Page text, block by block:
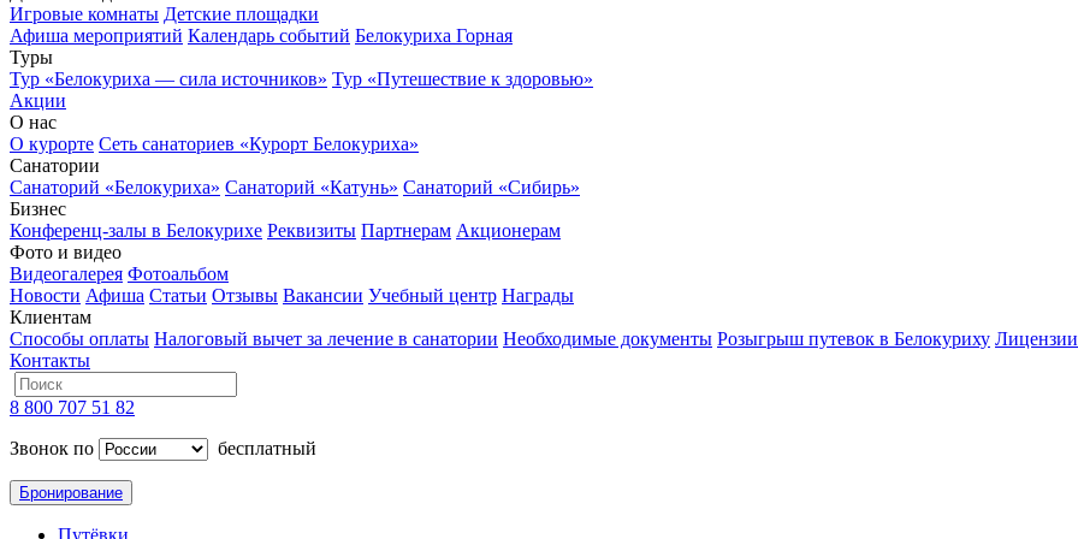
Игровые комнаты Детские площадки
Афиша мероприятий Календарь событий Белокуриха Горная
Туры
Тур «Белокуриха — сила источников» Тур «Путешествие к здоровью»
Акции
О нас
О курорте Сеть санаториев «Курорт Белокуриха»
Санатории
Санаторий «Белокуриха» Санаторий «Катунь» Санаторий «Сибирь»
Бизнес
Конференц-залы в Белокурихе Реквизиты Партнерам Акционерам
Фото и видео
Видеогалерея Фотоальбом
Новости Афиша Статьи Отзывы Вакансии Учебный центр Награды
Клиентам
Способы оплаты Налоговый вычет за лечение в санатории Необходимые документы Розыгрыш путевок в Белокуриху
Контакты
8 800 707 51 82
Звонок по
бесплатный
Бронирование
Путёвки